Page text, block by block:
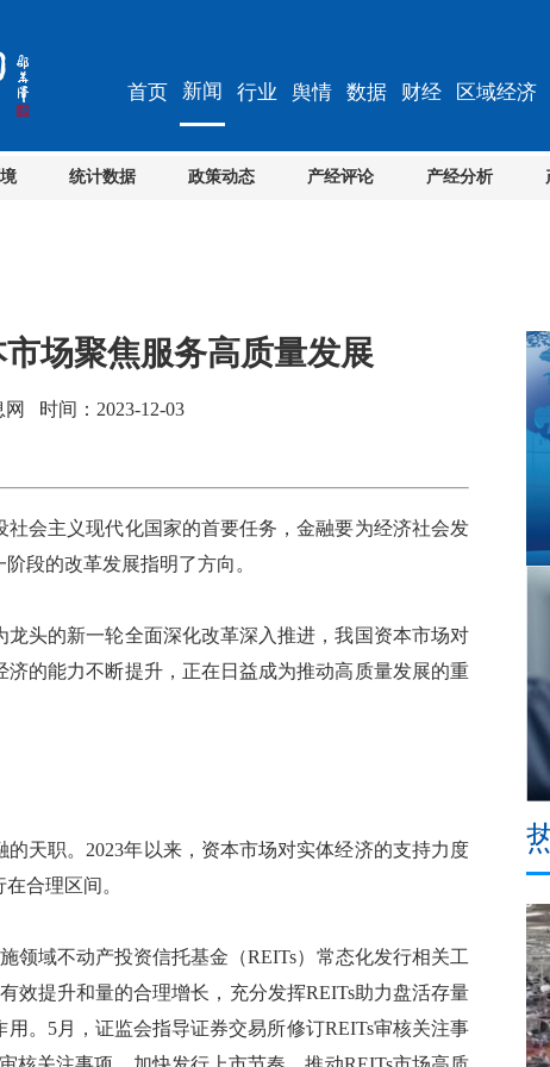
首页 新闻
统计数据 政策动态 产经评论 产经分析
行业 舆情 数据 财经 区域经济
场聚焦服务高质量发展
时间：2023-12-03
会主义现代化国家的首要任务，金融要为经济社会发
段的改革发展指明了方向。
头的新一轮全面深化改革深入推进，我国资本市场对
的能力不断提升，正在日益成为推动高质量发展的重
职。2023年以来，资本市场对实体经济的支持力度
合理区间。
域不动产投资信托基金（REITs）常态化发行相关工
效提升和量的合理增长，充分发挥REITs助力盘活存量
。5月，证监会指导证券交易所修订REITs审核关注事